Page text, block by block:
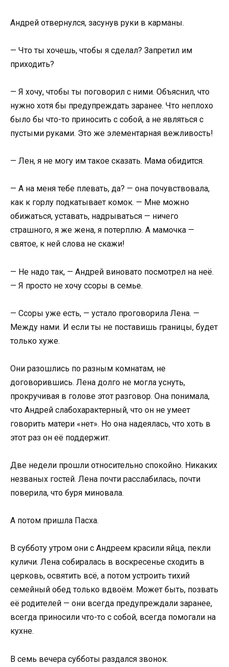
Андрей отвернулся, засунув руки в карманы.
— Что ты хочешь, чтобы я сделал? Запретил им
приходить?
— Я хочу, чтобы ты поговорил с ними. Объяснил, что
нужно хотя бы предупреждать заранее. Что неплохо
было бы что-то приносить с собой, а не являться с
пустыми руками. Это же элементарная вежливость!
— Лен, я не могу им такое сказать. Мама обидится.
— А на меня тебе плевать, да? — она почувствовала,
как к горлу подкатывает комок. — Мне можно
обижаться, уставать, надрываться — ничего
страшного, я же жена, я потерплю. А мамочка —
святое, к ней слова не скажи!
— Не надо так, — Андрей виновато посмотрел на неё.
— Я просто не хочу ссоры в семье.
— Ссоры уже есть, — устало проговорила Лена. —
Между нами. И если ты не поставишь границы, будет
только хуже.
Они разошлись по разным комнатам, не
договорившись. Лена долго не могла уснуть,
прокручивая в голове этот разговор. Она понимала,
что Андрей слабохарактерный, что он не умеет
говорить матери «нет». Но она надеялась, что хоть в
этот раз он её поддержит.
Две недели прошли относительно спокойно. Никаких
незваных гостей. Лена почти расслабилась, почти
поверила, что буря миновала.
А потом пришла Пасха.
В субботу утром они с Андреем красили яйца, пекли
куличи. Лена собиралась в воскресенье сходить в
церковь, освятить всё, а потом устроить тихий
семейный обед только вдвоём. Может быть, позвать
её родителей — они всегда предупреждали заранее,
всегда приносили что-то с собой, всегда помогали на
кухне.
В семь вечера субботы раздался звонок.